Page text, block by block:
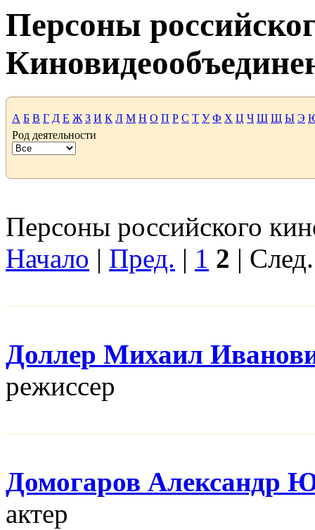
Персоны
А Б В Г Д Е Ж З И К Л М Н О П Р С Т У Ф Х Ц Ч Ш Щ Ы Э
Род деятельности
Персоны российского
Начало | Пред. | 1 2 |
Доллер Михаил
режисcер
Домогаров Александр
актер